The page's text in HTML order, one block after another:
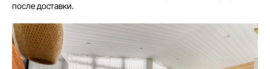
после доставки.